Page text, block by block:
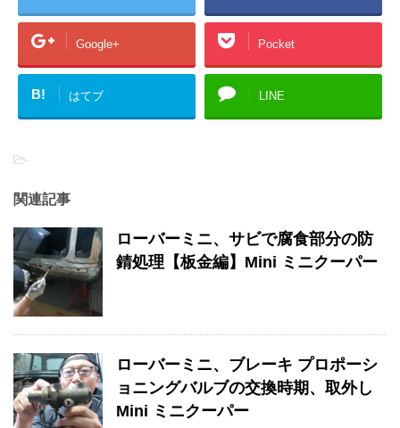
Google+ Pocket
B! はてブ LINE
-
関連記事
ローバーミニ、サビで腐食部分の防
錆処理【板金編】Mini ミニクーパー
ローバーミニ、ブレーキ プロポーシ
ョニングバルブの交換時期、取外し
Mini ミニクーパー